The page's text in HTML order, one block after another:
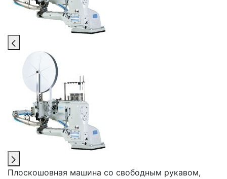
Плоскошовная машина со свободным рукавом,